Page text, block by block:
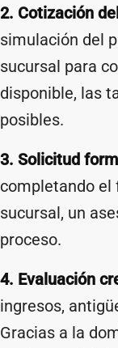
2. Cotización
simulación del
sucursal para
disponible, las
posibles.
3. Solicitud
completando el
sucursal, un
proceso.
4. Evaluación
ingresos,
Gracias a la